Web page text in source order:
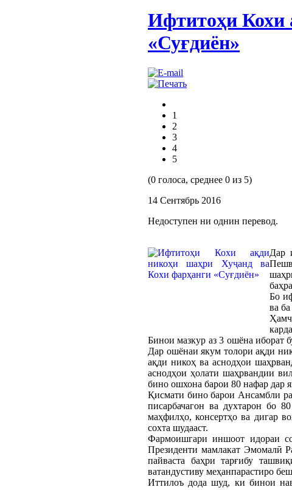
Ифтитоҳи Кохи
«Суғдиён»
1
2
3
4
5
(0 голоса, среднее 0 из 5)
14 Сентябрь 2016
Недоступен ни однин перевод.
Дар
Бо
ва
Бинои мазкур аз 3 ошёна иборат
Дар ошёнаи якум толори ақди
ақди никоҳ ва аснодҳои
аснодҳои ҳолати шаҳрвандии
бино ошхона барои 80 нафар дар
Қисмати бино барои Ансамбли
писарбачагон ва духтарон бо
маҳфилҳо, консертҳо ва дигар
сохта шудааст.
Фармоишгари иншоот идораи
Президенти мамлакат Эмомалӣ
пайваста баҳри тарғибу
ватандустиву меҳанпарастиро
Иттилоъ дода шуд, ки бинои